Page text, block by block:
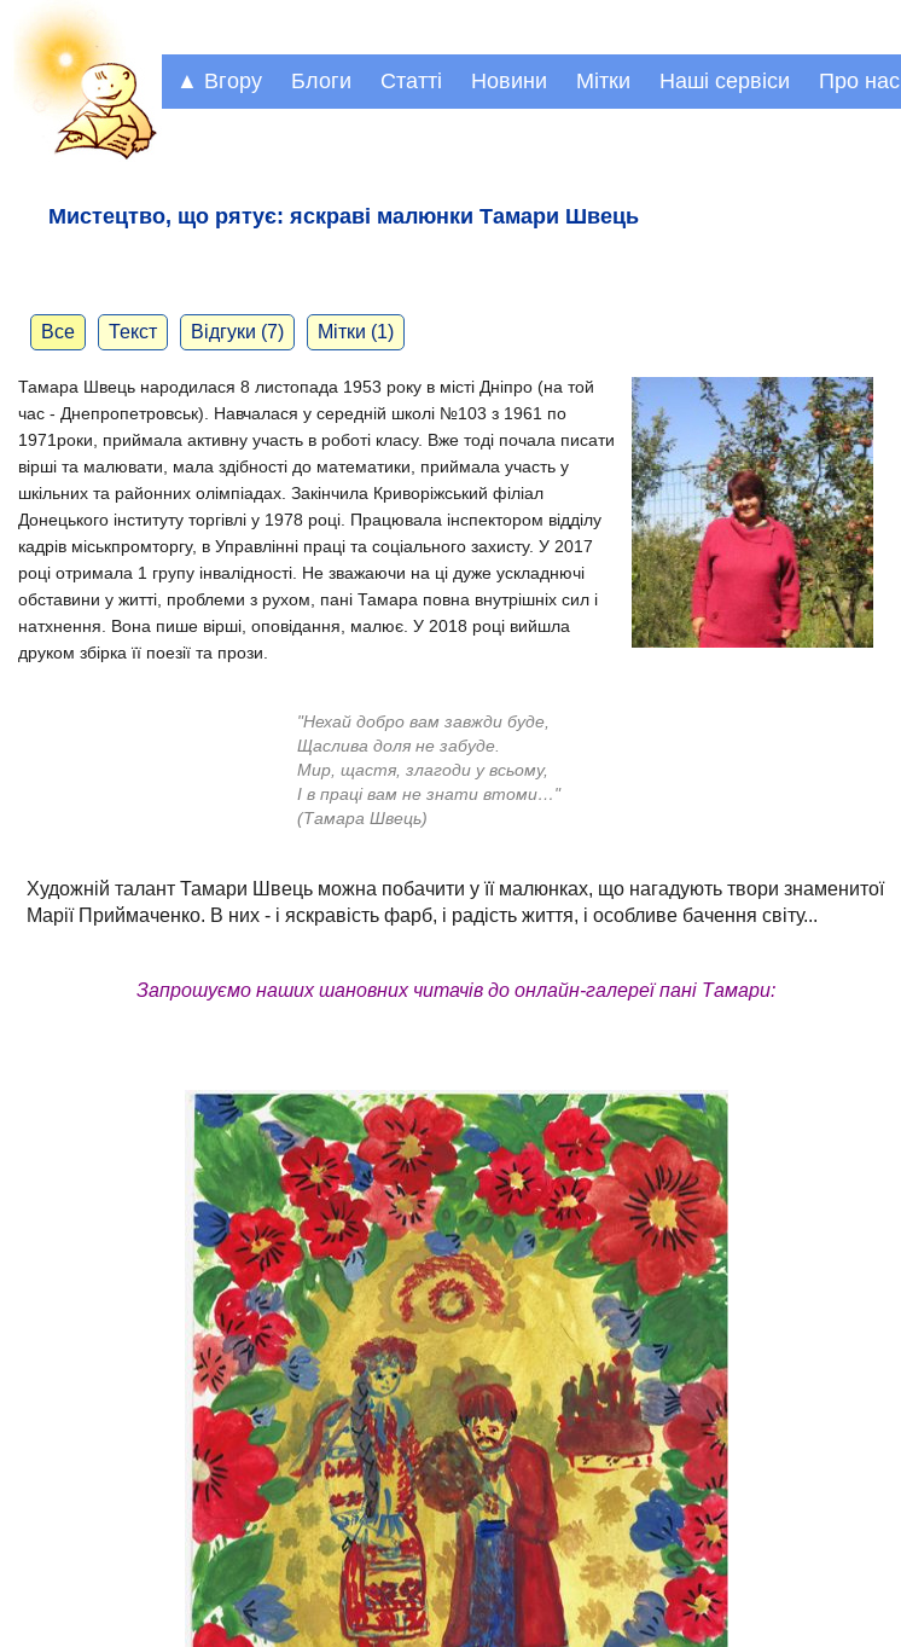
▲ Вгору Блоги Статті Новини Мітки Наші сервіси Про нас
Мистецтво, що рятує: яскраві малюнки Тамари Швець
Все Текст Відгуки (7) Мітки (1)
Тамара Швець народилася 8 листопада 1953 року в місті Дніпро (на той
час - Днепропетровськ). Навчалася у середній школі №103 з 1961 по
1971роки, приймала активну участь в роботі класу. Вже тоді почала писати
вірші та малювати, мала здібності до математики, приймала участь у
шкільних та районних олімпіадах. Закінчила Криворіжський філіал
Донецького інституту торгівлі у 1978 році. Працювала інспектором відділу
кадрів міськпромторгу, в Управлінні праці та соціального захисту. У 2017
році отримала 1 групу інвалідності. Не зважаючи на ці дуже ускладнючі
обставини у житті, проблеми з рухом, пані Тамара повна внутрішніх сил і
натхнення. Вона пише вірші, оповідання, малює. У 2018 році вийшла
друком збiрка її поезії та прози.
"Нехай добро вам завжди буде,
Щаслива доля не забуде.
Мир, щастя, злагоди у всьому,
І в праці вам не знати втоми…"
(Тамара Швець)
Художній талант Тамари Швець можна побачити у її малюнках, що нагадують твори знаменитої
Марії Приймаченко. В них - і яскравість фарб, і радість життя, і особливе бачення світу...
Запрошуємо наших шановних читачів до онлайн-галереї пані Тамари: